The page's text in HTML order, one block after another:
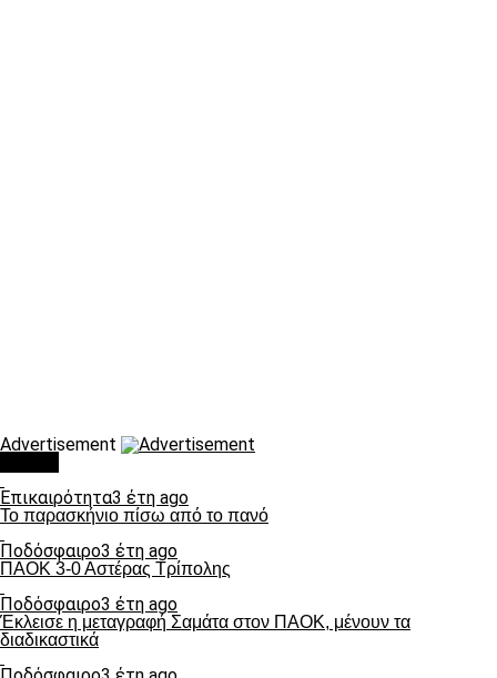
Advertisement
Επικαιρότητα3 έτη ago
Το παρασκήνιο πίσω από το πανό
Ποδόσφαιρο3 έτη ago
ΠΑΟΚ 3-0 Αστέρας Τρίπολης
Ποδόσφαιρο3 έτη ago
Έκλεισε η μεταγραφή Σαμάτα στον ΠΑΟΚ, μένουν τα
διαδικαστικά